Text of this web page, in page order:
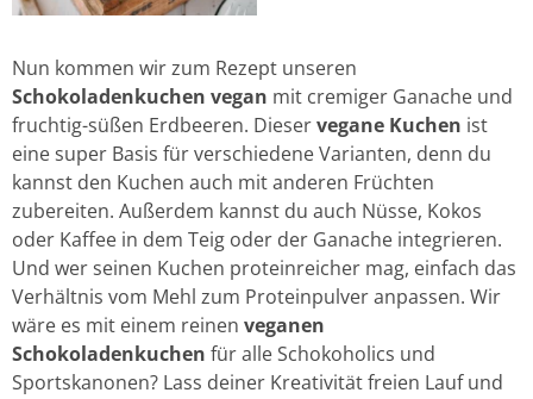
Nun kommen wir zum Rezept unseren
Schokoladenkuchen vegan mit cremiger Ganache und
fruchtig-süßen Erdbeeren. Dieservegane Kuchen ist
eine super Basis für verschiedene Varianten, denn du
kannst den Kuchen auch mit anderen Früchten
zubereiten. Außerdem kannst du auch Nüsse, Kokos
oder Kaffee in dem Teig oder der Ganache integrieren.
Und wer seinen Kuchen proteinreicher mag, einfach das
Verhältnis vom Mehl zum Proteinpulver anpassen. Wir
wäre es mit einem reinen veganen
Schokoladenkuchen für alle Schokoholics und
Sportskanonen? Lass deiner Kreativität freien Lauf und